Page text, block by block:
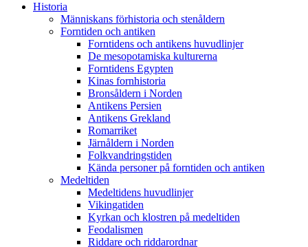
Historia
Människans förhistoria och stenåldern
Forntiden och antiken
Forntidens och antikens huvudlinjer
De mesopotamiska kulturerna
Forntidens Egypten
Kinas fornhistoria
Bronsåldern i Norden
Antikens Persien
Antikens Grekland
Romarriket
Järnåldern i Norden
Folkvandringstiden
Kända personer på forntiden och antiken
Medeltiden
Medeltidens huvudlinjer
Vikingatiden
Kyrkan och klostren på medeltiden
Feodalismen
Riddare och riddarordnar